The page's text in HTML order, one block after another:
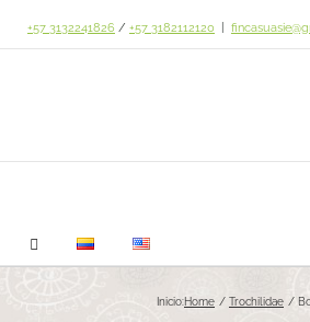
+57 3132241826 / +57 3182112120
Inicio:Home Trochilidae